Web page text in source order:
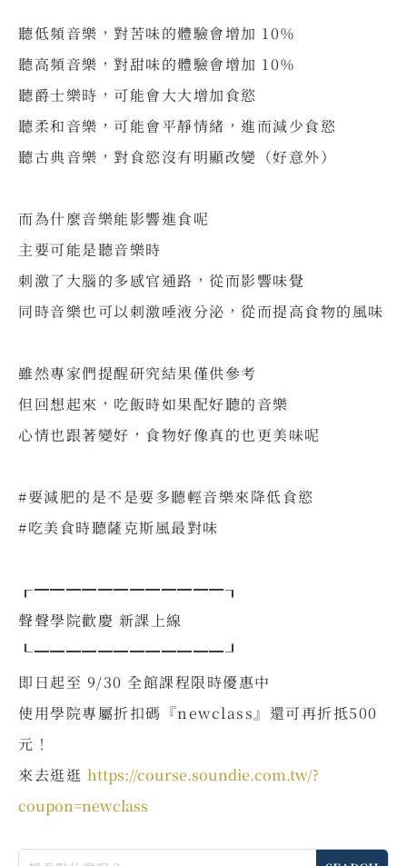
聽低頻音樂，對苦味的體驗會增加 10％
聽高頻音樂，對甜味的體驗會增加 10％
聽爵士樂時，可能會大大增加食慾
聽柔和音樂，可能會平靜情緒，進而減少食慾
聽古典音樂，對食慾沒有明顯改變（好意外）
而為什麼音樂能影響進食呢
主要可能是聽音樂時
刺激了大腦的多感官通路，從而影響味覺
同時音樂也可以刺激唾液分泌，從而提高食物的風味
雖然專家們提醒研究結果僅供參考
但回想起來，吃飯時如果配好聽的音樂
心情也跟著變好，食物好像真的也更美味呢
#要減肥的是不是要多聽輕音樂來降低食慾
#吃美食時聽薩克斯風最對味
┎━━━━━━━━━━━━┒
聲聲學院歡慶 新課上線
┖━━━━━━━━━━━━┚
即日起至 9/30 全館課程限時優惠中
使用學院專屬折扣碼『newclass』還可再折抵500
元！
來去逛逛 https://course.soundie.com.tw/?
coupon=newclass